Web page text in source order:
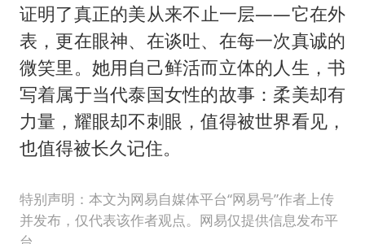
证明了真正的美从来不止一层——它在外
表，更在眼神、在谈吐、在每一次真诚的
微笑里。她用自己鲜活而立体的人生，书
写着属于当代泰国女性的故事：柔美却有
力量，耀眼却不刺眼，值得被世界看见，
也值得被长久记住。
特别声明：本文为网易自媒体平台“网易号”作者上传
并发布，仅代表该作者观点。网易仅提供信息发布平